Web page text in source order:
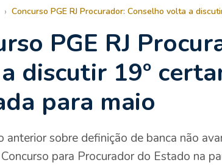
› Concurso PGE RJ Procurador: Conselho volta a
PGE RJ
discutir 19º
para maio
anterior sobre definição de banca não
para Procurador do Estado na